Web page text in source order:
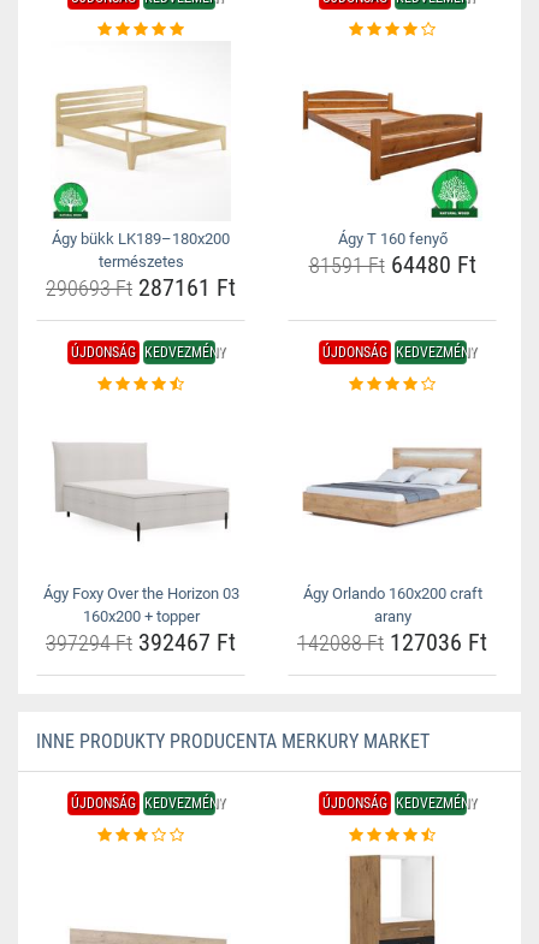
Ágy bükk LK189–180x200
természetes
290693 Ft 287161 Ft
Ágy T 160 fenyő
81591 Ft64480 Ft
ÚJDONSÁG KEDVEZMÉNY
Ágy Foxy Over the Horizon 03
160x200 + topper
397294 Ft 392467 Ft
ÚJDONSÁG KEDVEZMÉNY
Ágy Orlando 160x200 craft
arany
142088 Ft 127036 Ft
INNE PRODUKTY PRODUCENTA MERKURY MARKET
ÚJDONSÁG KEDVEZMÉNY ÚJDONSÁG KEDVEZMÉNY